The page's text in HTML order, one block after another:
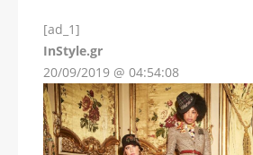
[ad_1]
InStyle.gr
20/09/2019 @ 04:54:08